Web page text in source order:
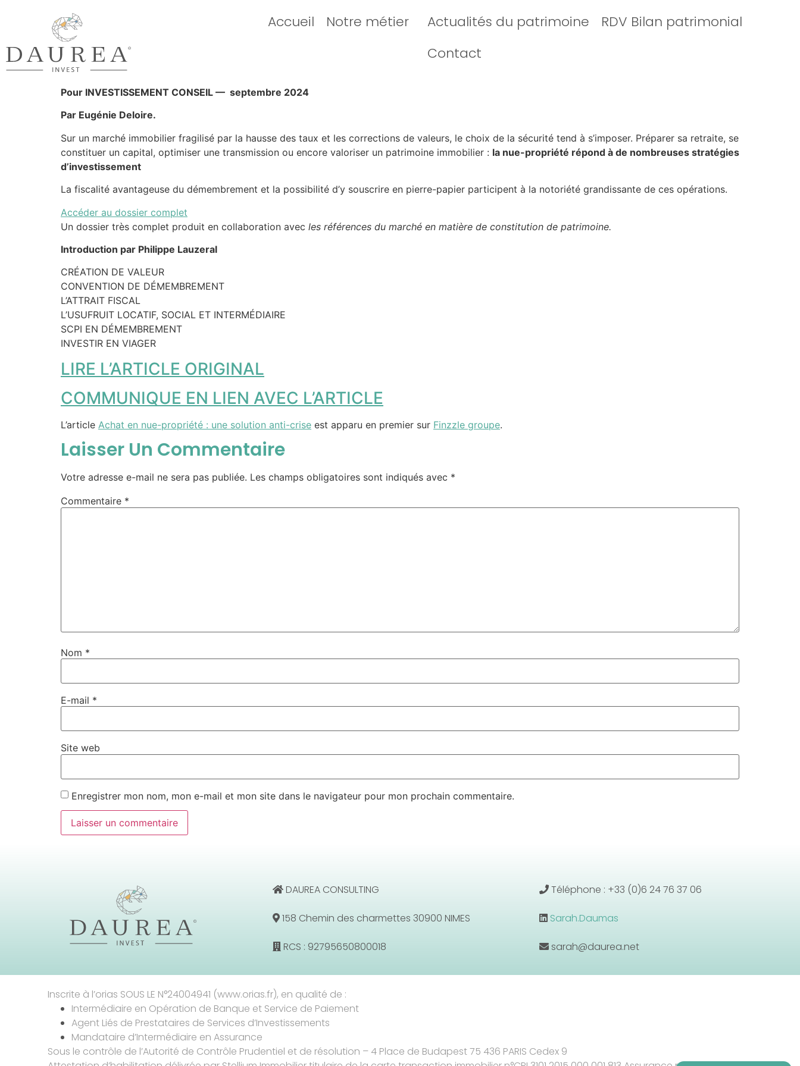
Accueil Notre métier Actualités du patrimoine
RDV Bilan patrimonial
Contact
Pour INVESTISSEMENT CONSEIL — septembre 2024
Par Eugénie Deloire.
Sur un marché immobilier fragilisé par la hausse des taux et les corrections de valeurs, le choix de la sécurité tend à s’imposer. Préparer sa retraite, se
constituer un capital, optimiser une transmission ou encore valoriser un patrimoine immobilier : la nue-propriété répond à de nombreuses stratégies
d’investissement
La fiscalité avantageuse du démembrement et la possibilité d’y souscrire en pierre-papier participent à la notoriété grandissante de ces opérations.
Accéder au dossier complet
Un dossier très complet produit en collaboration avec les références du marché en matière de constitution de patrimoine.
Introduction par Philippe Lauzeral
CRÉATION DE VALEUR
CONVENTION DE DÉMEMBREMENT
L’ATTRAIT FISCAL
L’USUFRUIT LOCATIF, SOCIAL ET INTERMÉDIAIRE
SCPI EN DÉMEMBREMENT
INVESTIR EN VIAGER
LIRE L’ARTICLE ORIGINAL
COMMUNIQUE EN LIEN AVEC L’ARTICLE
L’article Achat en nue-propriété : une solution anti-crise est apparu en premier sur Finzzle groupe.
Laisser Un Commentaire
Votre adresse e-mail ne sera pas publiée. Les champs obligatoires sont indiqués avec *
Commentaire *
Nom *
E-mail *
Site web
Enregistrer mon nom, mon e-mail et mon site dans le navigateur pour mon prochain commentaire.
DAUREA CONSULTING
158 Chemin des charmettes 30900 NIMES
RCS : 92795650800018
Téléphone : +33 (0)6 24 76 37 06
Sarah.Daumas
sarah@daurea.net
Inscrite à l’orias SOUS LE N°24004941 (www.orias.fr), en qualité de :
Intermédiaire en Opération de Banque et Service de Paiement
Agent Liés de Prestataires de Services d’Investissements
Mandataire d’Intermédiaire en Assurance
Sous le contrôle de l’Autorité de Contrôle Prudentiel et de résolution – 4 Place de Budapest 75 436 PARIS Cedex 9